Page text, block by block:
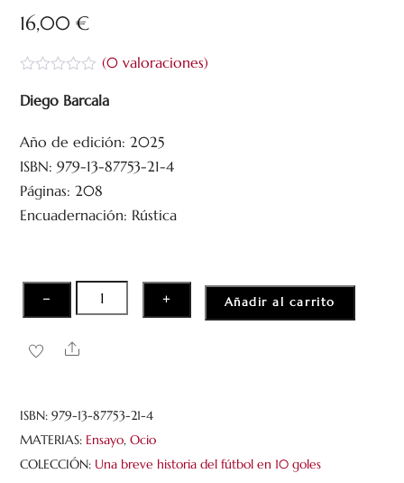
16,00€
a
r
d
o
c
o
5
(0valoraciones)
Diego Barcala
Año de edición: 2025
ISBN: 979-13-87753-21-4
Páginas: 208
Encuadernación: Rústica
−
breve
historia
Madrid
en
10
+ Añadir al carrito
Share
ISBN:979-13-87753-21-4
MATERIAS: Ensayo,Ocio
COLECCIÓN: Una breve historia del fútbol en 10 goles